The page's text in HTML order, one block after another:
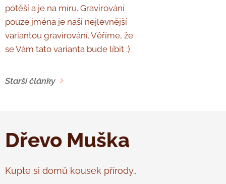
potěší a je na míru. Gravírování
pouze jména je naši nejlevnější
variantou gravírování. Věříme, že
se Vám tato varianta bude líbit :).
Starší články
Dřevo Muška
Kupte si domů kousek přírody..